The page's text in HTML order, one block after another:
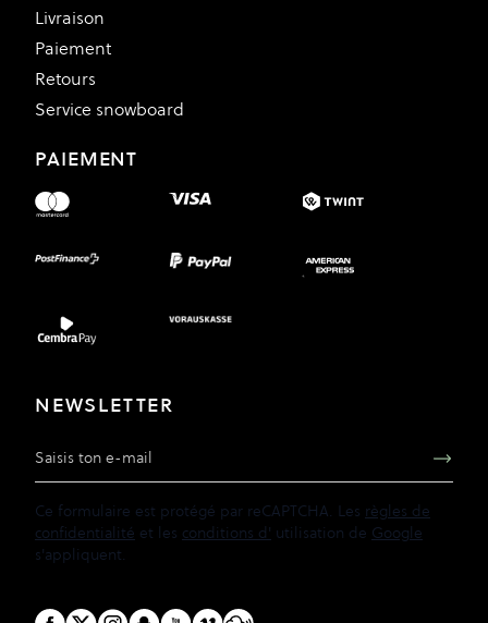
Livraison
Paiement
Retours
Service snowboard
PAIEMENT
NEWSLETTER
Adresse e-mail
Ce formulaire est protégé par reCAPTCHA. Les règles de
confidentialité et les conditions d' utilisation de Google
s'appliquent.